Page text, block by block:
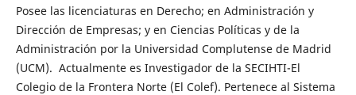
Posee las licenciaturas en Derecho; en Administración y
Dirección de Empresas; y en Ciencias Políticas y de la
Administración por la Universidad Complutense de Madrid
(UCM). Actualmente es Investigador de la SECIHTI-El
Colegio de la Frontera Norte (El Colef). Pertenece al Sistema